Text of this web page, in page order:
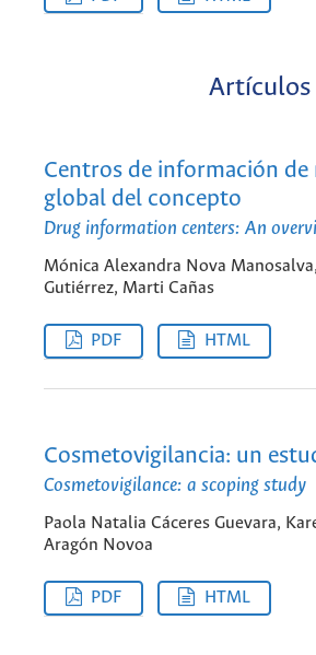
Artículos
Centros de información
global del concepto
Drug information centers: An
Mónica Alexandra Nova
Gutiérrez, Marti Cañas
PDF HTML
Cosmetovigilancia: un
Cosmetovigilance: a scoping study
Paola Natalia Cáceres Guevara,
Aragón Novoa
PDF HTML